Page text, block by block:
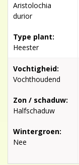
Aristolochia
durior
Type plant:
Heester
Vochtigheid:
Vochthoudend
Zon / schaduw:
Halfschaduw
Wintergroen:
Nee